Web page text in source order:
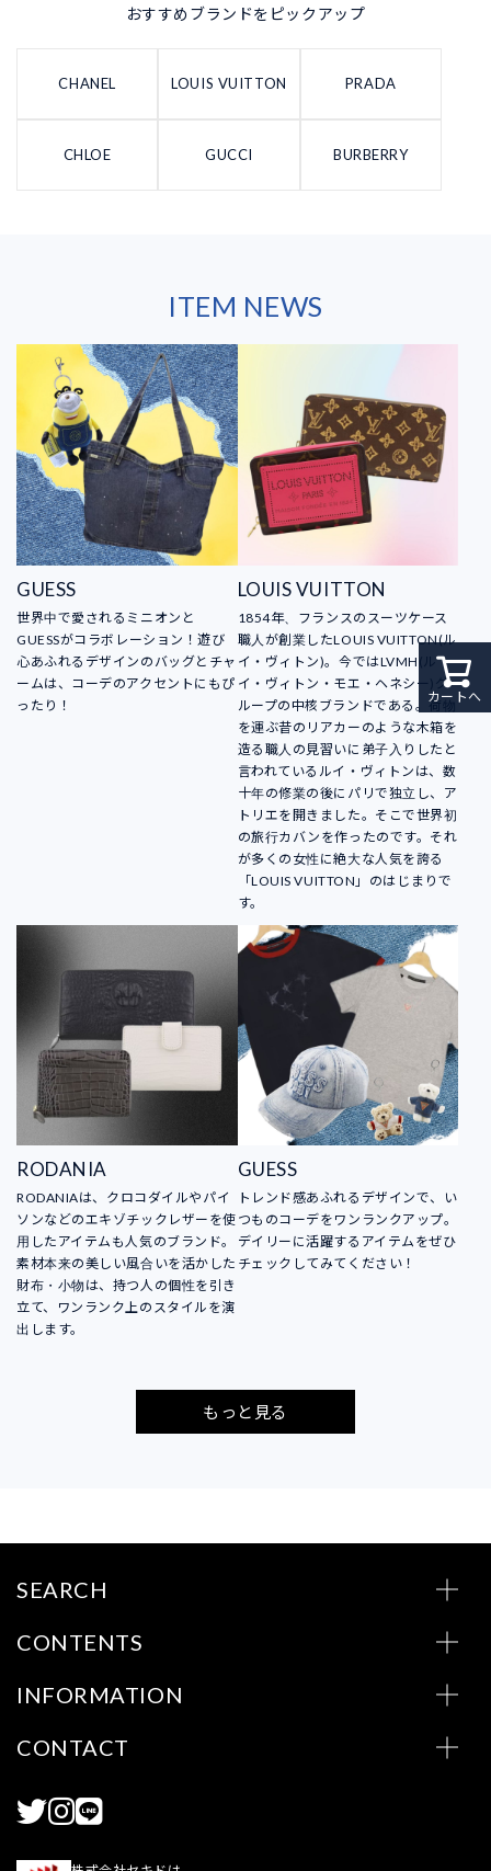
おすすめブランドをピックアップ
CHANEL LOUIS VUITTON PRADA
CHLOE GUCCI BURBERRY
ITEM NEWS
GUESS
世界中で愛されるミニオンと
GUESSがコラボレーション！遊び
心あふれるデザインのバッグとチャ
ームは、コーデのアクセントにもぴ
ったり！
LOUIS VUITTON
1854年、フランスのスーツケース
職人が創業したLOUIS VUITTON(ル
イ・ヴィトン)。今ではLVMH(ル
イ・ヴィトン・モエ・ヘネシー)グ
ループの中核ブランドである。荷物
を運ぶ昔のリアカーのような木箱を
造る職人の見習いに弟子入りしたと
言われているルイ・ヴィトンは、数
十年の修業の後にパリで独立し、ア
トリエを開きました。そこで世界初
の旅行カバンを作ったのです。それ
が多くの女性に絶大な人気を誇る
「LOUIS VUITTON」のはじまりで
す。
RODANIA
RODANIAは、クロコダイルやパイ
ソンなどのエキゾチックレザーを使
用したアイテムも人気のブランド。
素材本来の美しい風合いを活かした
財布・小物は、持つ人の個性を引き
立て、ワンランク上のスタイルを演
出します。
GUESS
トレンド感あふれるデザインで、い
つものコーデをワンランクアップ。
デイリーに活躍するアイテムをぜひ
チェックしてみてください！
もっと見る
カートへ
SEARCH
CONTENTS
INFORMATION
CONTACT